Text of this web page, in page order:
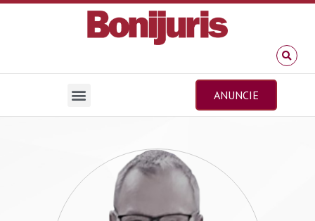
ANUNCIE